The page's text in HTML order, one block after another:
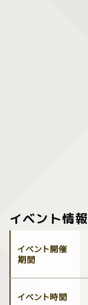
イベント情報
イベント開催
期間
イベント時間